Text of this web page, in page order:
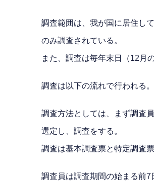
調査範囲は、我が国に居住し
のみ調査されている。
また、調査は毎年末日（12月
調査は以下の流れで行われる
調査方法としては、まず調査
選定し、調査をする。
調査は基本調査票と特定調査
調査員は調査期間の始まる前